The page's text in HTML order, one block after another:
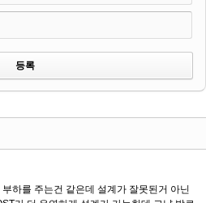
하를 주는건 같은데 설계가 잘못된거 아닌